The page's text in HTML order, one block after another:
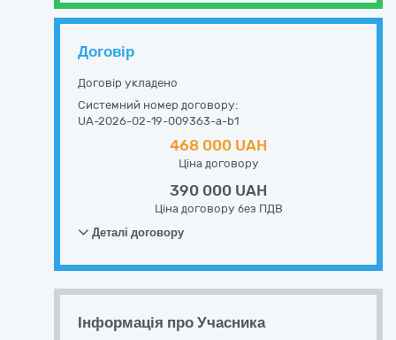
Договір
Договір укладено
Системний номер договору:
UA-2026-02-19-009363-a-b1
468 000 UAH
Ціна договору
390 000 UAH
Ціна договору без ПДВ
Деталі договору
Інформація про Учасника